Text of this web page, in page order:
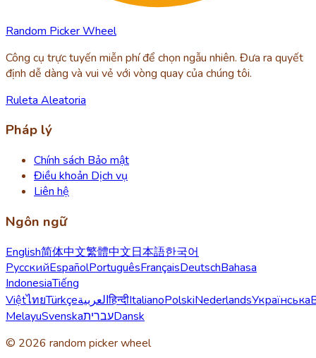
Random Picker Wheel
Công cụ trực tuyến miễn phí để chọn ngẫu nhiên. Đưa ra quyết
định dễ dàng và vui vẻ với vòng quay của chúng tôi.
Ruleta Aleatoria
Pháp lý
Chính sách Bảo mật
Điều khoản Dịch vụ
Liên hệ
Ngôn ngữ
English简体中文繁體中文日本語한국어
РусскийEspañolPortuguêsFrançaisDeutschBahasa
IndonesiaTiếng
ViệtไทยTürkçeالعربيةहिन्दीItalianoPolskiNederlandsУкраїнська
MelayuSvenskaעבריתDansk
© 2026 random picker wheel